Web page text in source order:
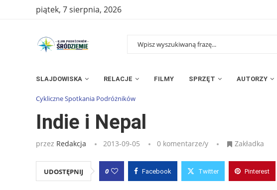
piątek, 7 sierpnia, 2026
SLAJDOWISKA RELACJE FILMY SPRZĘT AUTORZY
Strona główna» Wpisy »Indie i Nepal
Cykliczne Spotkania Podróżników
Indie i Nepal
przez Redakcja 2013-09-05 0 komentarze/y Zakładka
UDOSTĘPNIJ 0 Facebook Twitter Pinterest